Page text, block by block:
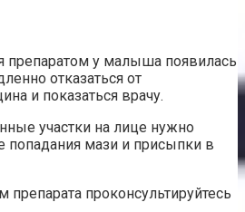
препаратом у малыша появилась
отказаться от
и показаться врачу.
участки на лице нужно
попадания мази и присыпки в
проконсультируйтесь